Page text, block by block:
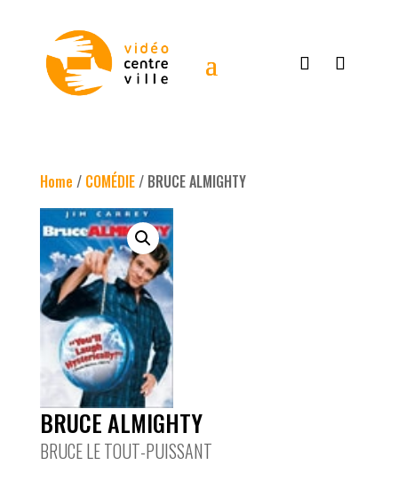
Home / COMÉDIE/ BRUCE ALMIGHTY
BRUCE ALMIGHTY
BRUCE LE TOUT-PUISSANT